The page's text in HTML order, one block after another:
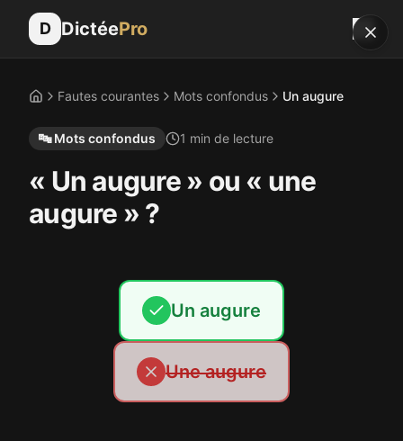
D DictéePro
AccueilFautes courantes Mots confondus Un augure
🔤 Mots confondus 1 min de lecture
« Un augure » ou « une
augure » ?
Un augure
Une augure